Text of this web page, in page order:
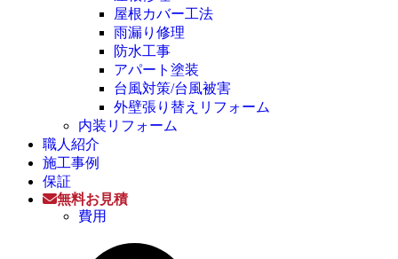
屋根カバー工法
雨漏り修理
防水工事
アパート塗装
台風対策/台風被害
外壁張り替えリフォーム
内装リフォーム
職人紹介
施工事例
保証
無料お見積
費用